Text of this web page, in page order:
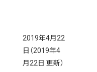
2019年4月22
日 （2019年4
月22日 更新）